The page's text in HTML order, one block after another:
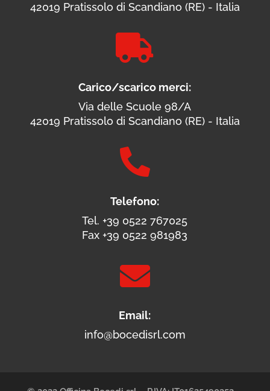
42019 Pratissolo di Scandiano (RE) - Italia

Carico/scarico merci:
Via delle Scuole 98/A
42019 Pratissolo di Scandiano (RE) - Italia

Telefono:
Tel. +39 0522 767025
Fax +39 0522 981983

Email:
info@bocedisrl.com